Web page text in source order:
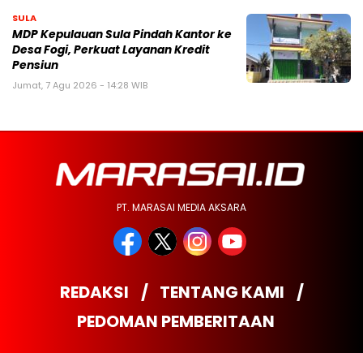
SULA
MDP Kepulauan Sula Pindah Kantor ke
Desa Fogi, Perkuat Layanan Kredit
Pensiun
Jumat, 7 Agu 2026 - 14:28 WIB
PT. MARASAI MEDIA AKSARA
REDAKSI
TENTANG KAMI
PEDOMAN PEMBERITAAN